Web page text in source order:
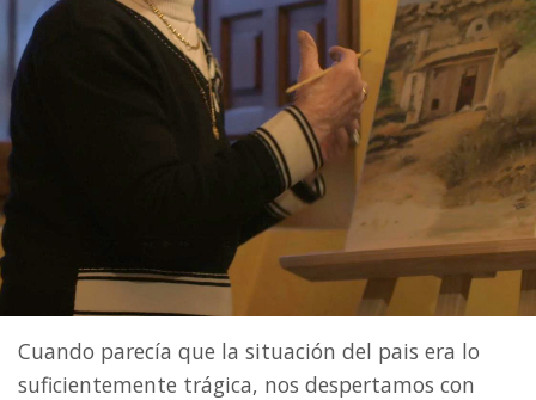
Cuando parecía que la situación del pais era lo
suficientemente trágica, nos despertamos con